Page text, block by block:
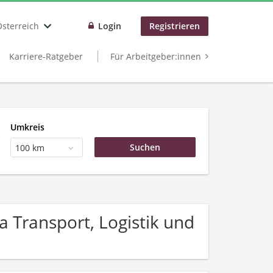
Login Registrieren
Karriere-Ratgeber Für Arbeitgeber:innen
Umkreis
100 km
Transport, Logistik und